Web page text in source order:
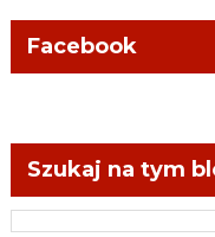
Facebook
Szukaj na tym